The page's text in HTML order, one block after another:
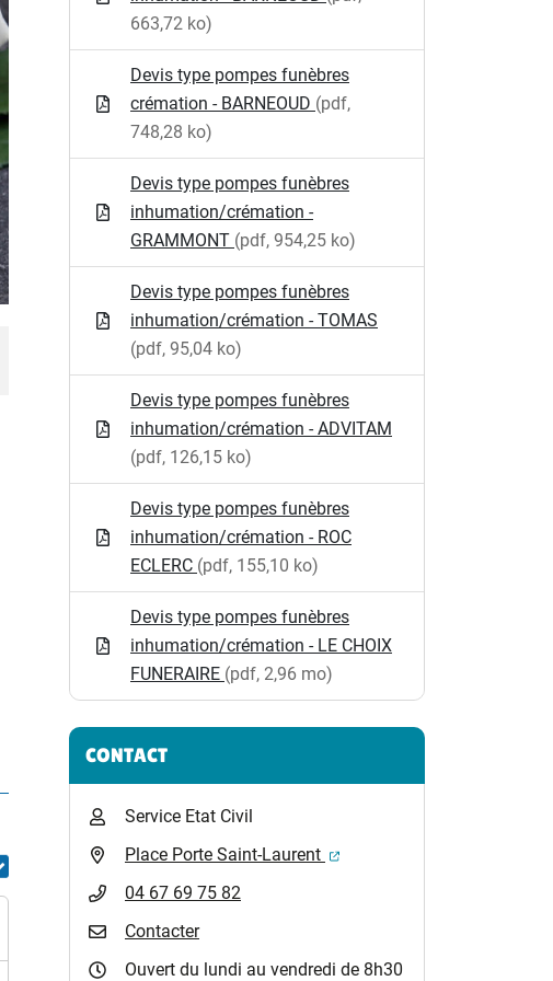
663,72 ko)
Devis type pompes funèbres
crémation - BARNEOUD (pdf,
748,28 ko)
Devis type pompes funèbres
inhumation/crémation -
GRAMMONT (pdf, 954,25 ko)
Devis type pompes funèbres
inhumation/crémation - TOMAS
(pdf, 95,04 ko)
Devis type pompes funèbres
inhumation/crémation - ADVITAM
(pdf, 126,15 ko)
Devis type pompes funèbres
inhumation/crémation - ROC
ECLERC (pdf, 155,10 ko)
Devis type pompes funèbres
inhumation/crémation - LE CHOIX
FUNERAIRE (pdf, 2,96 mo)
CONTACT
Service Etat Civil
Place Porte Saint-Laurent
(ouverture dans un nouvel
04 67 69 75 82
Contacter
Ouvert du lundi au vendredi de 8h30